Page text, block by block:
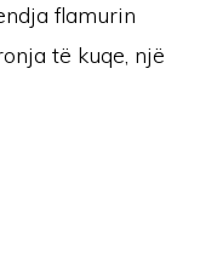
flamurin
të kuqe, një